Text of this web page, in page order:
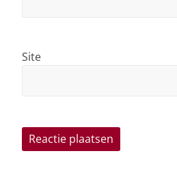
Site